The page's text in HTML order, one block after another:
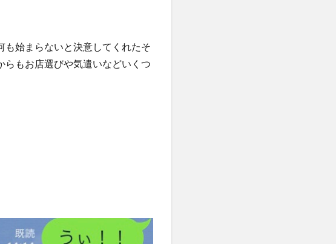
も始まらないと決意してくれたそ
らもお店選びや気遣いなどいくつ